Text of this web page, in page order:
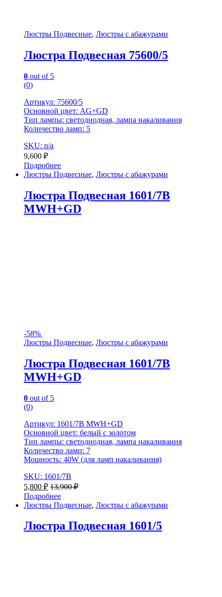
Люстры Подвесные, Люстры с абажурами
Люстра Подвесная 75600/5
0 out of 5
(0)
Артикул: 75600/5
Основной цвет: AG+GD
Тип лампы: светодиодная, лампа накаливания
Количество ламп: 5
SKU: n/a
9,600 ₽
Подробнее
Люстры Подвесные, Люстры с абажурами
Люстра Подвесная 1601/7B
MWH+GD
-58%
Люстры Подвесные, Люстры с абажурами
Люстра Подвесная 1601/7B
MWH+GD
0 out of 5
(0)
Артикул: 1601/7B MWH+GD
Основной цвет: белый с золотом
Тип лампы: светодиодная, лампа накаливания
Количество ламп: 7
Мощность: 40W (для ламп накаливания)
SKU: 1601/7B
5,800 ₽ 13,900₽
Подробнее
Люстры Подвесные, Люстры с абажурами
Люстра Подвесная 1601/5